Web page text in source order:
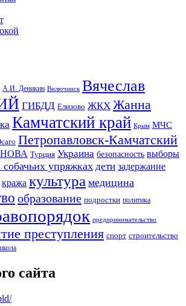
А.И. Деникин Вилючинск Вячеслав
ГИБДД Елизово ЖКХ Жанна
Камчатский край Крым МЧС
Петропавловск-Камчатский
Турция Украина безопасность выборы
собачьих упряжках дети задержание
кража культура медицина
образование подростки политика
предпринимательство
преступления спорт строительство
сайта